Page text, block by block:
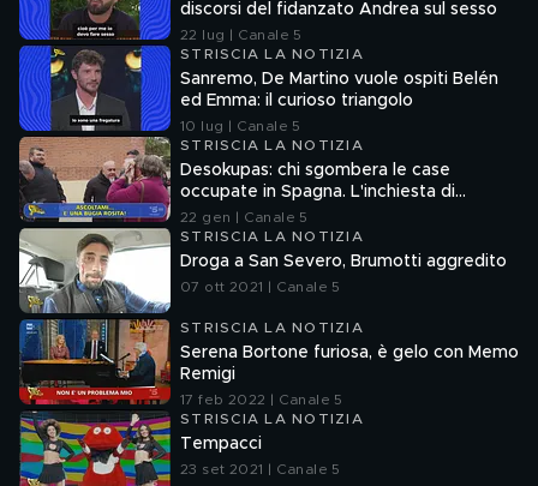
discorsi del fidanzato Andrea sul sesso
22 lug | Canale 5
STRISCIA LA NOTIZIA
Sanremo, De Martino vuole ospiti Belén
ed Emma: il curioso triangolo
10 lug | Canale 5
STRISCIA LA NOTIZIA
Desokupas: chi sgombera le case
occupate in Spagna. L'inchiesta di
Francesco Mazza
22 gen | Canale 5
STRISCIA LA NOTIZIA
Droga a San Severo, Brumotti aggredito
07 ott 2021 | Canale 5
STRISCIA LA NOTIZIA
Serena Bortone furiosa, è gelo con Memo
Remigi
17 feb 2022 | Canale 5
STRISCIA LA NOTIZIA
Tempacci
23 set 2021 | Canale 5